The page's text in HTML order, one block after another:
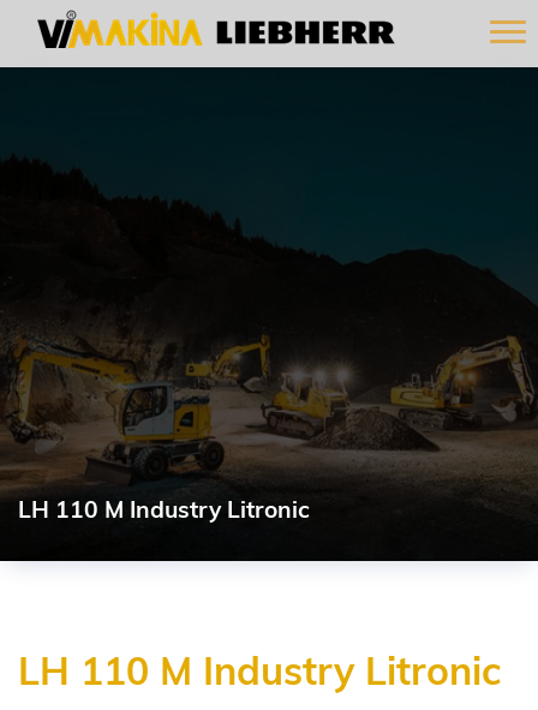
LH 110 M Industry Litronic
LH 110 M Industry Litronic